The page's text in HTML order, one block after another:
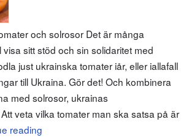
och solrosor Det är många
sitt stöd och sin solidaritet med
just ukrainska tomater iår, eller iallafall
till Ukraina. Gör det! Och kombinera
med solrosor, ukrainas
veta vilka tomater man ska satsa på är
reading